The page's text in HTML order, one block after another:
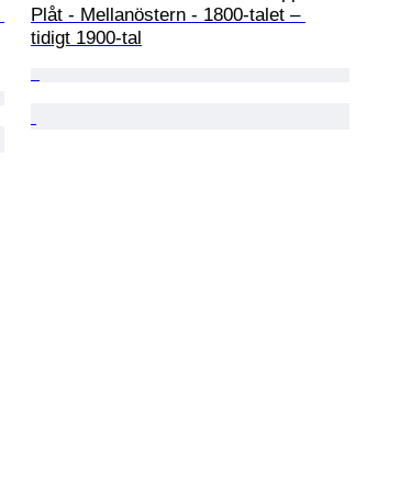
Plåt - Mellanöstern - 1800-talet –
tidigt 1900-tal